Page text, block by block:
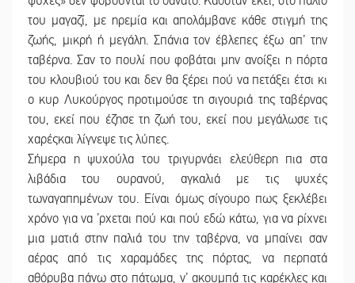
του μαγαζί, με ηρεμία και απολάμβανε κάθε στιγμή της
ζωής, μικρή ή μεγάλη. Σπάνια τον έβλεπες έξω απ’ την
ταβέρνα. Σαν το πουλί που φοβάται μην ανοίξει η πόρτα
του κλουβιού του και δεν θα ξέρει πού να πετάξει έτσι κι
ο κυρ Λυκούργος προτιμούσε τη σιγουριά της ταβέρνας
του, εκεί που έζησε τη ζωή του, εκεί που μεγάλωσε τις
χαρέςκαι λίγνεψε τις λύπες.
Σήμερα η ψυχούλα του τριγυρνάει ελεύθερη πια στα
λιβάδια του ουρανού, αγκαλιά με τις ψυχές
τωναγαπημένων του. Είναι όμως σίγουρο πως ξεκλέβει
χρόνο για να ’ρχεται πού και πού εδώ κάτω, για να ρίχνει
μια ματιά στην παλιά του την ταβέρνα, να μπαίνει σαν
αέρας από τις χαραμάδες της πόρτας, να περπατά
αθόρυβα πάνω στο πάτωμα, ν’ ακουμπά τις καρέκλες και